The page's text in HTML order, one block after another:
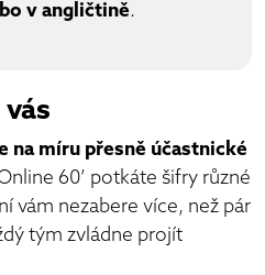
v angličtině.
na míru přesně účastnické
60’ potkáte šifry různé
vám nezabere více, než pár
tým zvládne projít